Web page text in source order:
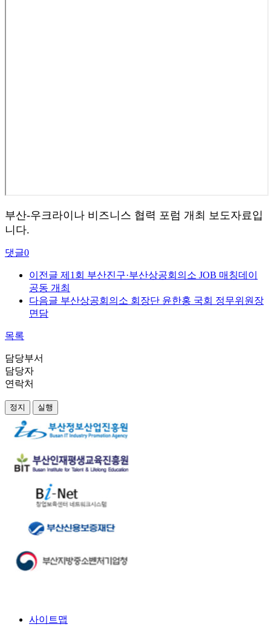
부산-우크라이나 비즈니스 협력 포럼 개최 보도자료입
니다.
댓글0
이전글 제1회 부산진구·부산상공회의소 JOB 매칭데이
공동 개최
다음글 부산상공회의소 회장단 윤한홍 국회 정무위원장
면담
목록
담당부서
담당자
연락처
정지 실행
사이트맵